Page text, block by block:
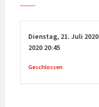
Dienstag, 21. Juli 2020
2020 20:45
Geschlossen